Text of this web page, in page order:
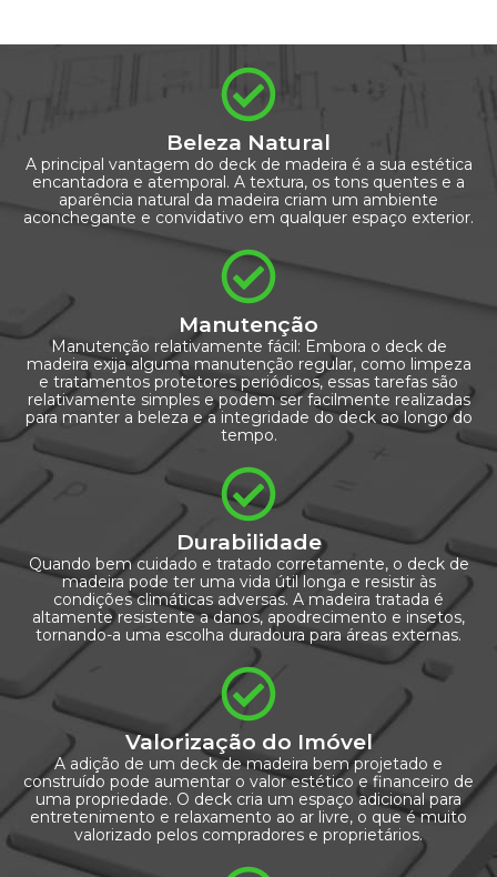
Beleza Natural
A principal vantagem do deck de madeira é a sua estética
encantadora e atemporal. A textura, os tons quentes e a
aparência natural da madeira criam um ambiente
aconchegante e convidativo em qualquer espaço exterior.
Manutenção
Manutenção relativamente fácil: Embora o deck de
madeira exija alguma manutenção regular, como limpeza
e tratamentos protetores periódicos, essas tarefas são
relativamente simples e podem ser facilmente realizadas
para manter a beleza e a integridade do deck ao longo do
tempo.
Durabilidade
Quando bem cuidado e tratado corretamente, o deck de
madeira pode ter uma vida útil longa e resistir às
condições climáticas adversas. A madeira tratada é
altamente resistente a danos, apodrecimento e insetos,
tornando-a uma escolha duradoura para áreas externas.
Valorização do Imóvel
A adição de um deck de madeira bem projetado e
construído pode aumentar o valor estético e financeiro de
uma propriedade. O deck cria um espaço adicional para
entretenimento e relaxamento ao ar livre, o que é muito
valorizado pelos compradores e proprietários.